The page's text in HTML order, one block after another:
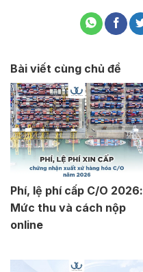
Bài viết cùng chủ đề
Phí, lệ phí cấp C/O 2026:
Mức thu và cách nộp
online